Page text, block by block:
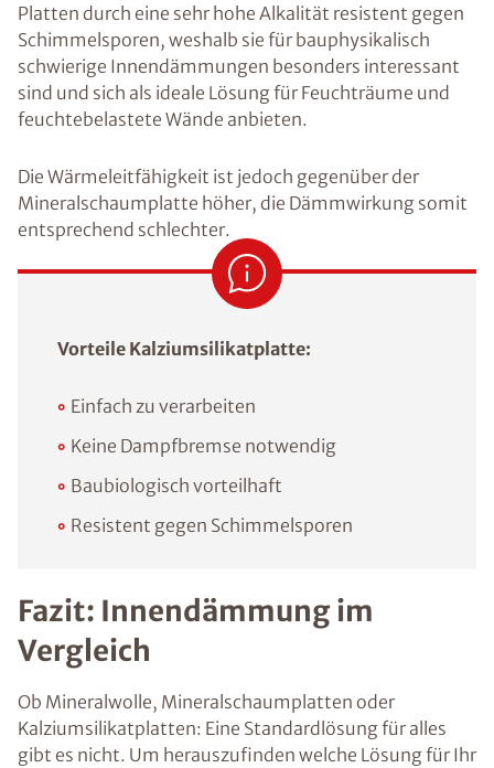
Platten durch eine sehr hohe Alkalität resistent gegen
Schimmelsporen, weshalb sie für bauphysikalisch
schwierige Innendämmungen besonders interessant
sind und sich als ideale Lösung für Feuchträume und
feuchtebelastete Wände anbieten.
Die Wärmeleitfähigkeit ist jedoch gegenüber der
Mineralschaumplatte höher, die Dämmwirkung somit
entsprechend schlechter.
Vorteile Kalziumsilikatplatte:
Einfach zu verarbeiten
Keine Dampfbremse notwendig
Baubiologisch vorteilhaft
Resistent gegen Schimmelsporen
Fazit: Innendämmung im
Vergleich
Ob Mineralwolle, Mineralschaumplatten oder
Kalziumsilikatplatten: Eine Standardlösung für alles
gibt es nicht. Um herauszufinden welche Lösung für Ihr